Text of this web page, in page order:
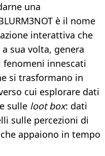
una
è il nome
interattiva che
sua volta, genera
fenomeni innescati
si trasformano in
cui esplorare dati
e sulle loot box: dati
sulle percezioni di
appaiono in tempo